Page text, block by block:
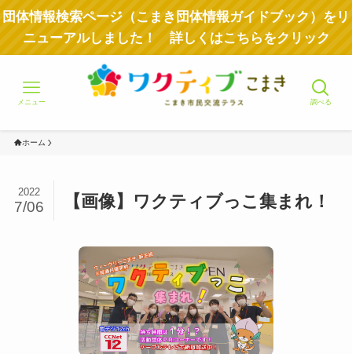
団体情報検索ページ（こまき団体情報ガイドブック）をリ
ニューアルしました！ 詳しくはこちらをクリック
調べる
メニュー
ホーム
【画像】ワクティブっこ集まれ！
2022
7/06